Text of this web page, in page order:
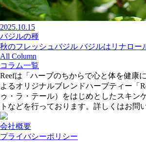
2025.10.15
バジルの種
秋のフレッシュバジル バジルはリナロー
All Column
コラム一覧
Reefは「ハーブのちからで心と体を健康
よるオリジナルブレンドハーブティー「
ゥ・ラ・テール）をはじめとしたスキン
トなどを行っております。詳しくはお問
会社概要
プライバシーポリシー